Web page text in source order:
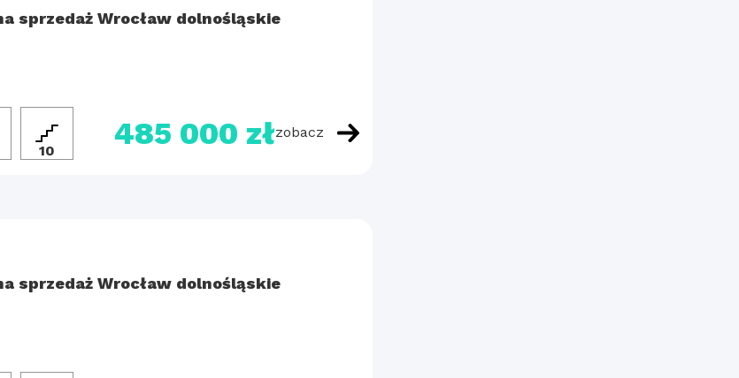
sprzedaż Wrocław dolnośląskie
10 485 000 złzobacz
sprzedaż Wrocław dolnośląskie